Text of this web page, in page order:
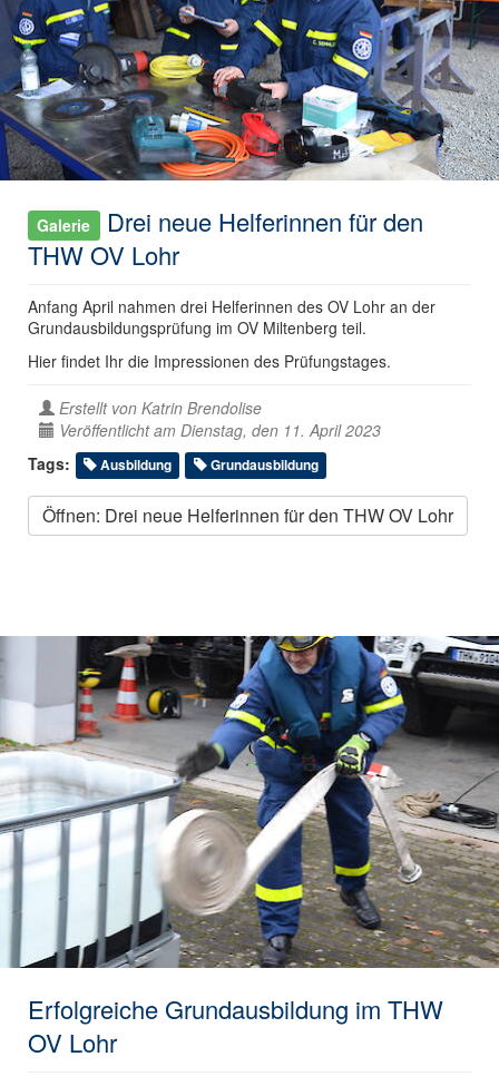
Galerie
Drei neue Helferinnen für den
THW OV Lohr
Anfang April nahmen drei Helferinnen des OV Lohr an der
Grundausbildungsprüfung im OV Miltenberg teil.
Hier findet Ihr die Impressionen des Prüfungstages.
Erstellt von Katrin Brendolise
Veröffentlicht am Dienstag, den 11. April 2023
Tags:
Ausbildung Grundausbildung
Öffnen: Drei neue Helferinnen für den THW OV Lohr
Erfolgreiche Grundausbildung im THW
OV Lohr